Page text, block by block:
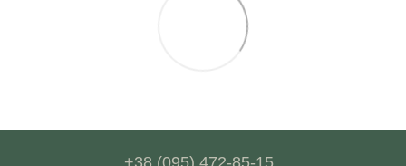
+38 (095) 472-85-15